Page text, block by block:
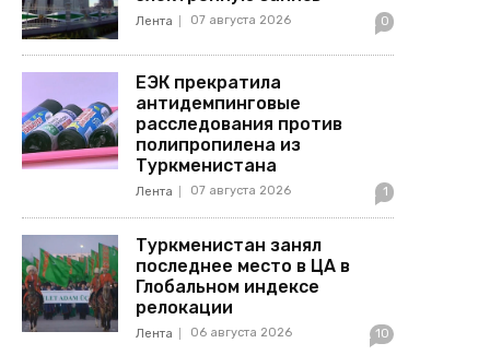
Лента 07 августа 2026 0
ЕЭК прекратила
антидемпинговые
расследования против
полипропилена из
Туркменистана
Лента 07 августа 2026 1
Туркменистан занял
последнее место в ЦА в
Глобальном индексе
релокации
Лента 06 августа 2026 10